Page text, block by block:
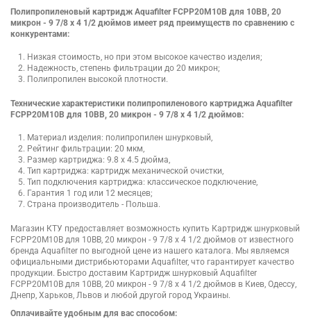
Полипропиленовый картридж Aquafilter FCPP20M10B для 10BB, 20
микрон - 9 7/8 x 4 1/2 дюймов имеет ряд преимуществ по сравнению с
конкурентами:
Низкая стоимость, но при этом высокое качество изделия;
Надежность, степень фильтрации до 20 микрон;
Полипропилен высокой плотности.
Технические характеристики полипропиленового картриджа Aquafilter
FCPP20M10B для 10BB, 20 микрон - 9 7/8 x 4 1/2 дюймов:
Материал изделия: полипропилен шнурковый,
Рейтинг фильтрации: 20 мкм,
Размер картриджа: 9.8 х 4.5 дюйма,
Тип картриджа: картридж механической очистки,
Тип подключения картриджа: классическое подключение,
Гарантия 1 год или 12 месяцев;
Страна производитель - Польша.
Магазин КТУ предоставляет возможность купить Картридж шнурковый
FCPP20M10B для 10BB, 20 микрон - 9 7/8 x 4 1/2 дюймов от известного
бренда Aquafilter по выгодной цене из нашего каталога. Мы являемся
официальными дистрибьюторами Aquafilter, что гарантирует качество
продукции. Быстро доставим Картридж шнурковый Aquafilter
FCPP20M10B для 10BB, 20 микрон - 9 7/8 x 4 1/2 дюймов в Киев, Одессу,
Днепр, Харьков, Львов и любой другой город Украины.
Оплачивайте удобным для вас способом: